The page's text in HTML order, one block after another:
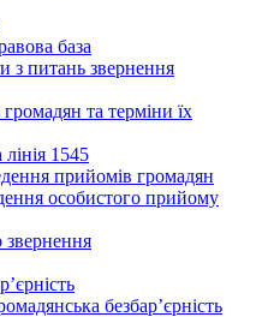
база
з питань звернення
та терміни їх
1545
прийомів громадян
особистого прийому
безбар’єрність